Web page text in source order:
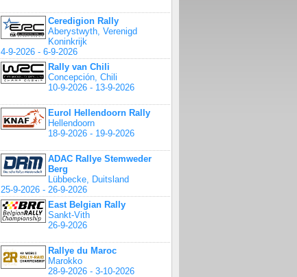
Ceredigion Rally
Aberystwyth, Verenigd
Koninkrijk
4-9-2026 - 6-9-2026
Rally van Chili
Concepción, Chili
10-9-2026 - 13-9-2026
Eurol Hellendoorn Rally
Hellendoorn
18-9-2026 - 19-9-2026
ADAC Rallye Stemweder
Berg
Lübbecke, Duitsland
25-9-2026 - 26-9-2026
East Belgian Rally
Sankt-Vith
26-9-2026
Rallye du Maroc
Marokko
28-9-2026 - 3-10-2026